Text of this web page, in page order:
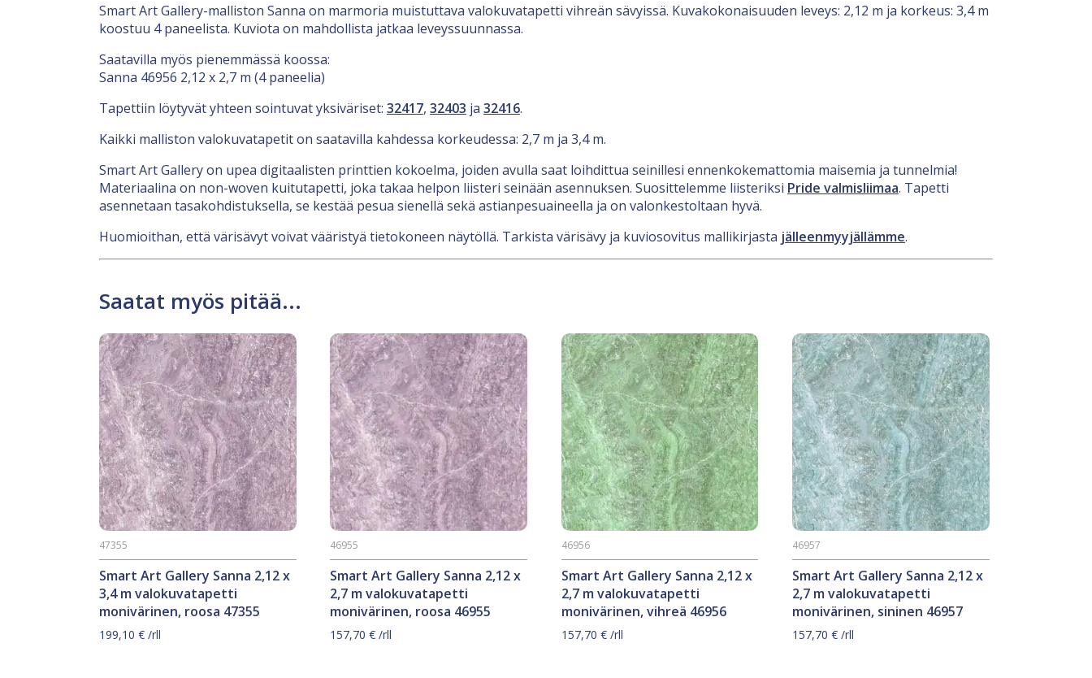
Smart Art Gallery-malliston Sanna on marmoria muistuttava valokuvatapetti vihreän sävyissä. Kuvakokonaisuuden leveys: 2,12 m ja korkeus: 3,4 m
koostuu 4 paneelista. Kuviota on mahdollista jatkaa leveyssuunnassa.
Saatavilla myös pienemmässä koossa:
Sanna 46956 2,12 x 2,7 m (4 paneelia)
Tapettiin löytyvät yhteen sointuvat yksiväriset: 32417, 32403 ja 32416.
Kaikki malliston valokuvatapetit on saatavilla kahdessa korkeudessa: 2,7 m ja 3,4 m.
Smart Art Gallery on upea digitaalisten printtien kokoelma, joiden avulla saat loihdittua seinillesi ennenkokemattomia maisemia ja tunnelmia!
Materiaalina on non-woven kuitutapetti, joka takaa helpon liisteri seinään asennuksen. Suosittelemme liisteriksi Pride valmisliimaa. Tapetti
asennetaan tasakohdistuksella, se kestää pesua sienellä sekä astianpesuaineella ja on valonkestoltaan hyvä.
Huomioithan, että värisävyt voivat vääristyä tietokoneen näytöllä. Tarkista värisävy ja kuviosovitus mallikirjasta jälleenmyyjällämme.
Saatat myös pitää...
Smart Art Gallery Sanna 2,12 x
3,4 m valokuvatapetti
monivärinen, roosa 47355
47355
199,10 € /rll
Smart Art Gallery Sanna 2,12 x
2,7 m valokuvatapetti
monivärinen, roosa 46955
46955
157,70€ /rll
Smart Art Gallery Sanna 2,12 x
2,7 m valokuvatapetti
monivärinen, vihreä 46956
46956
157,70 €/rll
Smart Art Gallery Sanna 2,12 x
2,7 m valokuvatapetti
monivärinen, sininen 46957
46957
157,70€ /rll